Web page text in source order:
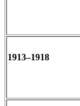
1913–1918